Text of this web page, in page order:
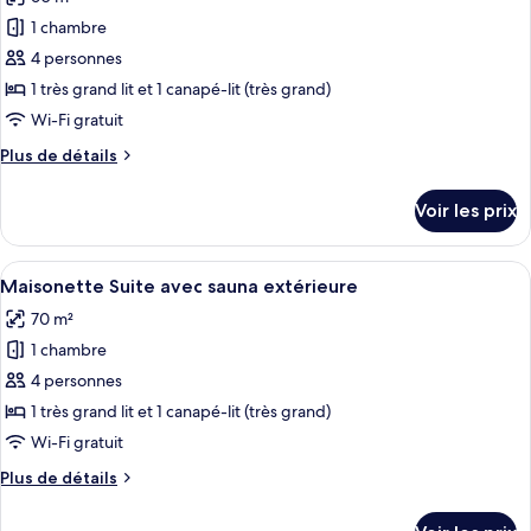
mit
Sauna
pour
ce
type
de
chambre :
Maisonette
mit
Sauna
1 chambre
4 personnes
1 très grand lit et 1 canapé-lit (très grand)
Wi-Fi gratuit
Plus de détails
Plus
le
type
de
Maisonette
Spa
mit
Sauna
Voir les prix
Afficher
toutes
les
photos
pour
ce
type
chambre :
Maisonette Suite avec sauna
11
Maisonette Suite avec sauna extérieure
70 m²
1 chambre
4 personnes
1 très grand lit et 1 canapé-lit (très grand)
Wi-Fi gratuit
Plus de détails
Plus